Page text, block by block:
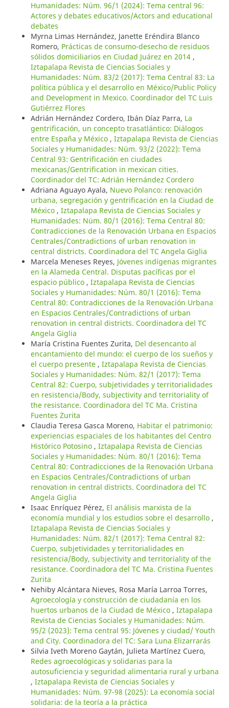
Humanidades: Núm. 96/1 (2024): Tema central 96:
Actores y debates educativos/Actors and educational
debates
Myrna Limas Hernández, Janette Eréndira Blanco
Romero, Prácticas de consumo-desecho de residuos
sólidos domiciliarios en Ciudad Juárez en 2014 ,
Iztapalapa Revista de Ciencias Sociales y
Humanidades: Núm. 83/2 (2017): Tema Central 83: La
política pública y el desarrollo en México/Public Policy
and Development in Mexico. Coordinador del TC Luis
Gutiérrez Flores
Adrián Hernández Cordero, Ibán Díaz Parra, La
gentrificación, un concepto trasatlántico: Diálogos
entre España y México , Iztapalapa Revista de Ciencias
Sociales y Humanidades: Núm. 93/2 (2022): Tema
Central 93: Gentrificación en ciudades
mexicanas/Gentrification in mexican cities.
Coordinador del TC: Adrián Hernández Cordero
Adriana Aguayo Ayala, Nuevo Polanco: renovación
urbana, segregación y gentrificación en la Ciudad de
México , Iztapalapa Revista de Ciencias Sociales y
Humanidades: Núm. 80/1 (2016): Tema Central 80:
Contradicciones de la Renovación Urbana en Espacios
Centrales/Contradictions of urban renovation in
central districts. Coordinadora del TC Angela Giglia
Marcela Meneses Reyes, Jóvenes indígenas migrantes
en la Alameda Central. Disputas pacíficas por el
espacio público , Iztapalapa Revista de Ciencias
Sociales y Humanidades: Núm. 80/1 (2016): Tema
Central 80: Contradicciones de la Renovación Urbana
en Espacios Centrales/Contradictions of urban
renovation in central districts. Coordinadora del TC
Angela Giglia
María Cristina Fuentes Zurita, Del desencanto al
encantamiento del mundo: el cuerpo de los sueños y
el cuerpo presente , Iztapalapa Revista de Ciencias
Sociales y Humanidades: Núm. 82/1 (2017): Tema
Central 82: Cuerpo, subjetividades y territorialidades
en resistencia/Body, subjectivity and territoriality of
the resistance. Coordinadora del TC Ma. Cristina
Fuentes Zurita
Claudia Teresa Gasca Moreno, Habitar el patrimonio:
experiencias espaciales de los habitantes del Centro
Histórico Potosino , Iztapalapa Revista de Ciencias
Sociales y Humanidades: Núm. 80/1 (2016): Tema
Central 80: Contradicciones de la Renovación Urbana
en Espacios Centrales/Contradictions of urban
renovation in central districts. Coordinadora del TC
Angela Giglia
Isaac Enríquez Pérez, El análisis marxista de la
economía mundial y los estudios sobre el desarrollo ,
Iztapalapa Revista de Ciencias Sociales y
Humanidades: Núm. 82/1 (2017): Tema Central 82:
Cuerpo, subjetividades y territorialidades en
resistencia/Body, subjectivity and territoriality of the
resistance. Coordinadora del TC Ma. Cristina Fuentes
Zurita
Nehiby Alcántara Nieves, Rosa María Larroa Torres,
Agroecología y construcción de ciudadanía en los
huertos urbanos de la Ciudad de México , Iztapalapa
Revista de Ciencias Sociales y Humanidades: Núm.
95/2 (2023): Tema central 95: Jóvenes y ciudad/ Youth
and City. Coordinadora del TC: Sara Luna Elizarrarás
Silvia Iveth Moreno Gaytán, Julieta Martínez Cuero,
Redes agroecológicas y solidarias para la
autosuficiencia y seguridad alimentaria rural y urbana
, Iztapalapa Revista de Ciencias Sociales y
Humanidades: Núm. 97-98 (2025): La economía social
solidaria: de la teoría a la práctica